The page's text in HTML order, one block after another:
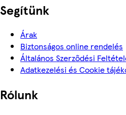
Segítünk
Árak
Biztonságos online rendelés
Általános Szerződési
Adatkezelési és Cookie
Rólunk